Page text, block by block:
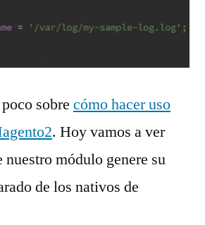
sobre cómo hacer uso
. Hoy vamos a ver
nuestro módulo genere su
de los nativos de